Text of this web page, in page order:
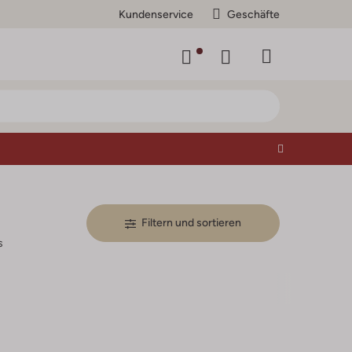
Kundenservice Geschäfte
Filtern und sortieren